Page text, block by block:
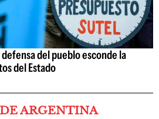
del pueblo esconde la
del Estado
ARGENTINA